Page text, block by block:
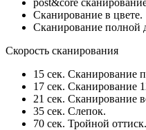
Сканирование в цвете.
Сканирование полной
Скорость сканирования
15 сек. Сканирование
17 сек. Сканирование
21 сек. Сканирование
35 сек. Слепок.
70 сек. Тройной оттиск.